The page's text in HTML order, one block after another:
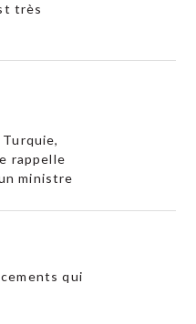
très
rappelle
ministre
qui